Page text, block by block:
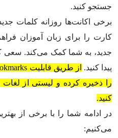
جستجو کنید.
برخی اکانت‌ها روزانه کلمات
کارت‌ را برای زبان آموزان
جدید، به شما کمک می‌کند. سعی
پیدا کنید.
را ذخیره کرده و لیستی از
کنید.
در ادامه شما را با برخی از
می‌کنیم: